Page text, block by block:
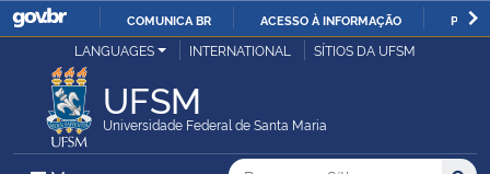
IR
COMUNICA BR ACESSO À INFORMAÇÃO
Ministério da Justiça e Segurança Pública
Ministério da Defesa
LANGUAGES INTERNATIONAL SÍTIOS DA UFSM
UFSM
Universidade Federal de Santa Maria